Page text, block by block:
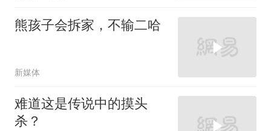
熊孩子会拆家，不输二哈
新媒体
难道这是传说中的摸头
杀？